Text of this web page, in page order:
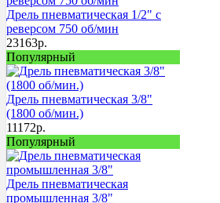
Дрель пневматическая 1/2" с
реверсом 750 об/мин
23163р.
Популярный
Дрель пневматическая 3/8"
(1800 об/мин.)
11172р.
Популярный
Дрель пневматическая
промышленная 3/8"